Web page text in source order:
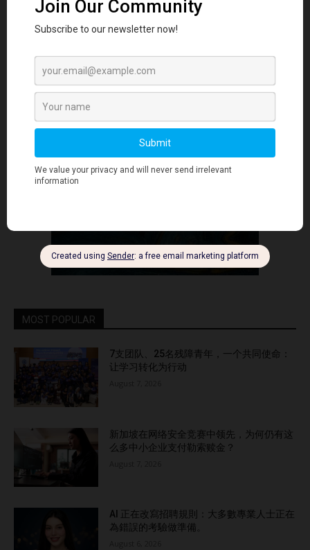
个人品牌塑造
- Advertisment -
MOST POPULAR
7支团队、25名残障青年，一个共同使命：
让学习转化为行动
新加坡在网络安全竞赛中领先，为何仍有这
么多中小企业支付勒索赎金？
AI 正在改寫招聘規則：大多數專業人士正在
為錯誤的考驗做準備。